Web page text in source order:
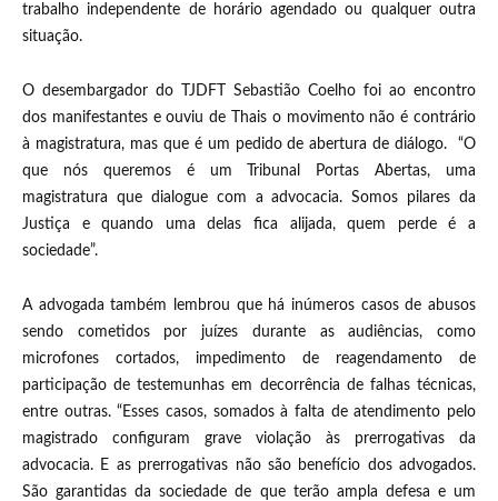
trabalho independente de horário agendado ou qualquer outra
situação.
O desembargador do TJDFT Sebastião Coelho foi ao encontro
dos manifestantes e ouviu de Thais o movimento não é contrário
à magistratura, mas que é um pedido de abertura de diálogo. “O
que nós queremos é um Tribunal Portas Abertas, uma
magistratura que dialogue com a advocacia. Somos pilares da
Justiça e quando uma delas fica alijada, quem perde é a
sociedade”.
A advogada também lembrou que há inúmeros casos de abusos
sendo cometidos por juízes durante as audiências, como
microfones cortados, impedimento de reagendamento de
participação de testemunhas em decorrência de falhas técnicas,
entre outras. “Esses casos, somados à falta de atendimento pelo
magistrado configuram grave violação às prerrogativas da
advocacia. E as prerrogativas não são benefício dos advogados.
São garantidas da sociedade de que terão ampla defesa e um